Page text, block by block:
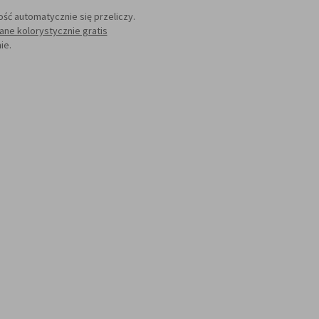
automatycznie się przeliczy.
kolorystycznie gratis